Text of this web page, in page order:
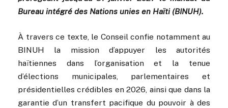
Bureau intégré des Nations unies en Haïti (BINUH).
À travers ce texte, le Conseil confie notamment au
BINUH la mission d’appuyer les autorités
haïtiennes dans l’organisation et la tenue
d’élections municipales, parlementaires et
présidentielles crédibles en 2026, ainsi que dans la
garantie d’un transfert pacifique du pouvoir à des